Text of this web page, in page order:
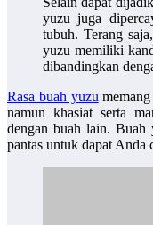
yuzu juga
tubuh. Terang
yuzu memiliki
dibandingkan
Rasa buah yuzu
namun khasiat serta
dengan buah lain. Buah
pantas untuk dapat Anda